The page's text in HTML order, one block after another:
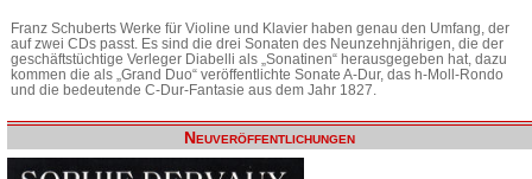
Franz Schuberts Werke für Violine und Klavier haben genau den Umfang, der
auf zwei CDs passt. Es sind die drei Sonaten des Neunzehnjährigen, die der
geschäftstüchtige Verleger Diabelli als „Sonatinen“ herausgegeben hat, dazu
kommen die als „Grand Duo“ veröffentlichte Sonate A-Dur, das h-Moll-Rondo
und die bedeutende C-Dur-Fantasie aus dem Jahr 1827.
Neuveröffentlichungen